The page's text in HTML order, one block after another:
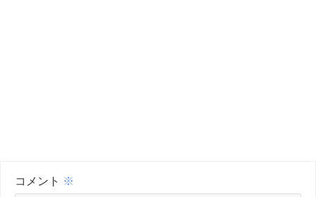
コメント ※